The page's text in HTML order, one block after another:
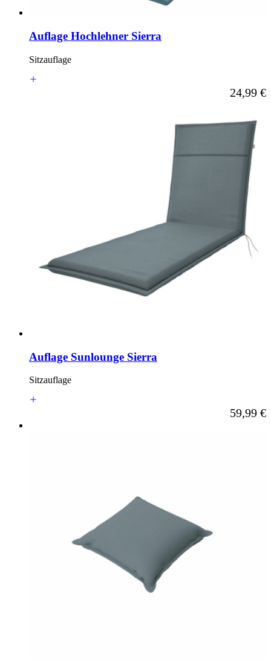
Auflage Hochlehner Sierra
Sitzauflage
Ab
24,99 €
Auflage Sunlounge Sierra
Sitzauflage
Ab
59,99 €